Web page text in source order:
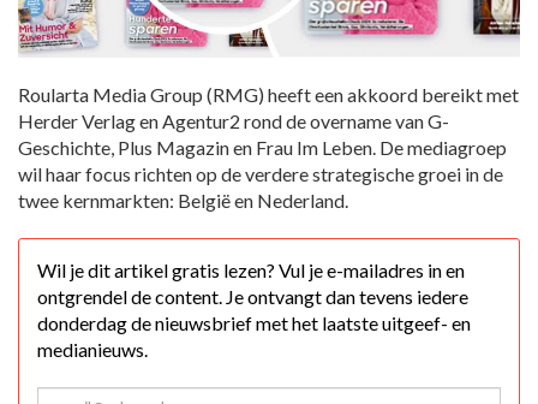
Roularta Media Group (RMG) heeft een akkoord bereikt met
Herder Verlag en Agentur2 rond de overname van G-
Geschichte, Plus Magazin en Frau Im Leben. De mediagroep
wil haar focus richten op de verdere strategische groei in de
twee kernmarkten: België en Nederland.
Wil je dit artikel gratis lezen? Vul je e-mailadres in en
ontgrendel de content. Je ontvangt dan tevens iedere
donderdag de nieuwsbrief met het laatste uitgeef- en
medianieuws.